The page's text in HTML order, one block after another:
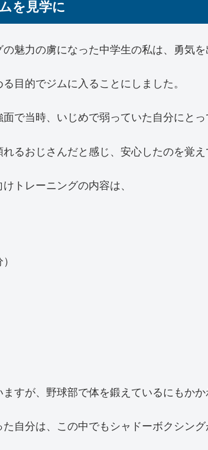
を見学に
魅力の虜になった中学生の私は、勇気
目的でジムに入ることにしました。
で当時、いじめで弱っていた自分にとっ
るおじさんだと感じ、安心したのを覚え
トレーニングの内容は、
すが、野球部で体を鍛えているにもか
自分は、この中でもシャドーボクシン